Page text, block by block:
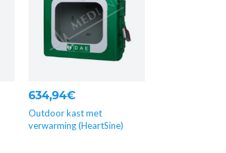
634,94€
Outdoor kast met
verwarming (HeartSine)